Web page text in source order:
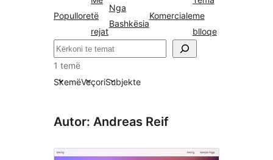
Populloretë
rejat
Nga
Bashkësia
Komercialeme
blloqe
Kërko
1 temë
SkemëVeçoriSubjekte
Autor: Andreas Reif